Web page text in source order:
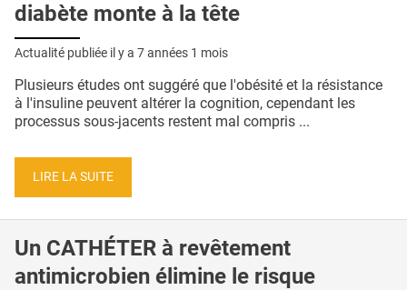
diabète monte à la tête
Actualité publiée il y a 7 années 1 mois
Plusieurs études ont suggéré que l'obésité et la résistance
à l'insuline peuvent altérer la cognition, cependant les
processus sous-jacents restent mal compris ...
LIRE LA SUITE
Un CATHÉTER à revêtement
antimicrobien élimine le risque